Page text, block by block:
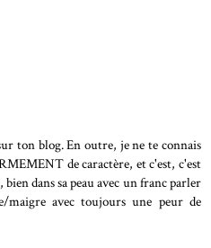
ton blog. En outre, je ne te connais
de caractère, et c'est, c'est
dans sa peau avec un franc parler
avec toujours une peur de